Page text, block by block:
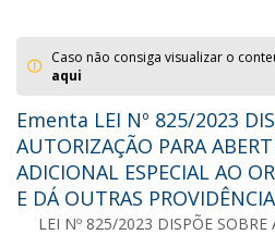
Caso não consiga visualizar o
aqui
Ementa LEI Nº 825/2023
AUTORIZAÇÃO PARA
ADICIONAL ESPECIAL AO
E DÁ OUTRAS
LEI Nº 825/2023 DISPÕE SOBRE